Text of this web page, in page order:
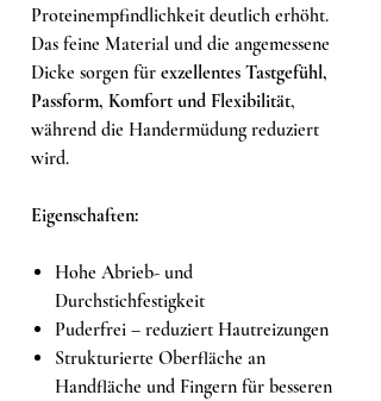
Proteinempfindlichkeit deutlich erhöht.
Das feine Material und die angemessene
Dicke sorgen für exzellentes Tastgefühl,
Passform, Komfort und Flexibilität,
während die Handermüdung reduziert
wird.
Eigenschaften:
Hohe Abrieb- und
Durchstichfestigkeit
Puderfrei – reduziert Hautreizungen
Strukturierte Oberfläche an
Handfläche und Fingern für besseren